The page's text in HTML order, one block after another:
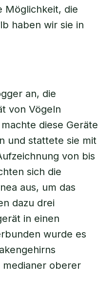
Möglichkeit, die
haben wir sie in
an, die
von Vögeln
diese Geräte
und stattete sie mit
von bis
sich die
aus, um das
dazu drei
in einen
wurde es
oberer